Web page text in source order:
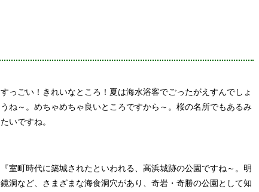
すっごい！きれいなところ！夏は海水浴客でごったがえすんでしょ
うね～。めちゃめちゃ良いところですから～。桜の名所でもあるみ
たいですね。
『室町時代に築城されたといわれる、高浜城跡の公園ですね～。明
鏡洞など、さまざまな海食洞穴があり、奇岩・奇勝の公園として知